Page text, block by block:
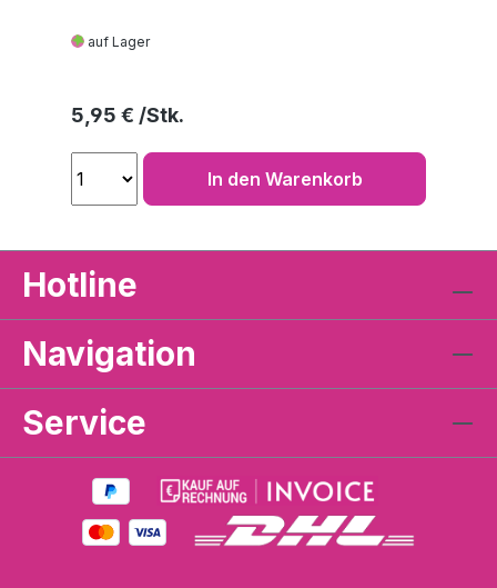
auf Lager
Regulärer Preis:
5,95 €
In den Warenkorb
Hotline
Navigation
Service